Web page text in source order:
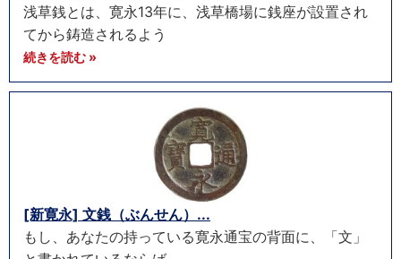
浅草銭とは、寛永13年に、浅草橋場に銭座が設置され
てから鋳造されるよう
続きを読む »
[新寛永] 文銭（ぶんせん）...
もし、あなたの持っている寛永通宝の背面に、「文」